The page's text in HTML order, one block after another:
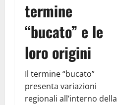
termine
“bucato” e le
loro origini
Il termine “bucato”
presenta variazioni
regionali all’interno della